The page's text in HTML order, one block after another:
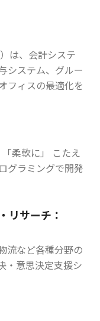
は、会計システ
システム、グルー
フィスの最適化を
柔軟に」 こたえ
グラミングで開発
リサーチ：
流など各種分野の
・意思決定支援シ